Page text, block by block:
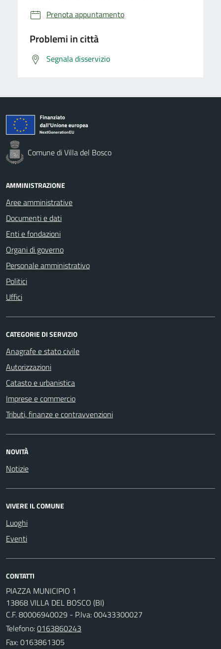
Prenota appuntamento
Problemi in città
Segnala disservizio
Comune di Villa del Bosco
AMMINISTRAZIONE
Aree amministrative
Documenti e dati
Enti e fondazioni
Organi di governo
Personale amministrativo
Politici
Uffici
CATEGORIE DI SERVIZIO
Anagrafe e stato civile
Autorizzazioni
Catasto e urbanistica
Imprese e commercio
Tributi, finanze e contravvenzioni
NOVITÀ
Notizie
VIVERE IL COMUNE
Luoghi
Eventi
CONTATTI
PIAZZA MUNICIPIO 1
13868 VILLA DEL BOSCO (BI)
C.F. 80006940029 - P.Iva: 00433300027
Telefono:0163860243
Fax: 0163861305